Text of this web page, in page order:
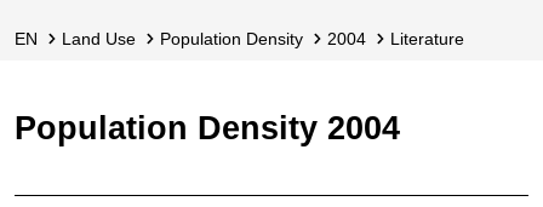
EN Land Use Population Density 2004 Literature
Population Density 2004